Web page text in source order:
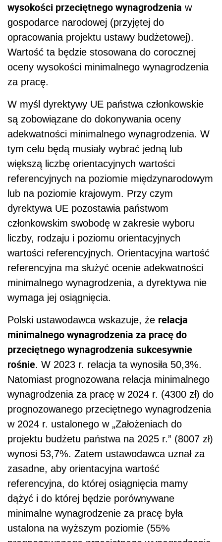
wysokości przeciętnego wynagrodzenia w
gospodarce narodowej (przyjętej do
opracowania projektu ustawy budżetowej).
Wartość ta będzie stosowana do corocznej
oceny wysokości minimalnego wynagrodzenia
za pracę.
W myśl dyrektywy UE państwa członkowskie
są zobowiązane do dokonywania oceny
adekwatności minimalnego wynagrodzenia. W
tym celu będą musiały wybrać jedną lub
większą liczbę orientacyjnych wartości
referencyjnych na poziomie międzynarodowym
lub na poziomie krajowym. Przy czym
dyrektywa UE pozostawia państwom
członkowskim swobodę w zakresie wyboru
liczby, rodzaju i poziomu orientacyjnych
wartości referencyjnych. Orientacyjna wartość
referencyjna ma służyć ocenie adekwatności
minimalnego wynagrodzenia, a dyrektywa nie
wymaga jej osiągnięcia.
Polski ustawodawca wskazuje, że relacja
minimalnego wynagrodzenia za pracę do
przeciętnego wynagrodzenia sukcesywnie
rośnie. W 2023 r. relacja ta wynosiła 50,3%.
Natomiast prognozowana relacja minimalnego
wynagrodzenia za pracę w 2024 r. (4300 zł) do
prognozowanego przeciętnego wynagrodzenia
w 2024 r. ustalonego w „Założeniach do
projektu budżetu państwa na 2025 r.” (8007 zł)
wynosi 53,7%. Zatem ustawodawca uznał za
zasadne, aby orientacyjna wartość
referencyjna, do której osiągnięcia mamy
dążyć i do której będzie porównywane
minimalne wynagrodzenie za pracę była
ustalona na wyższym poziomie (55%